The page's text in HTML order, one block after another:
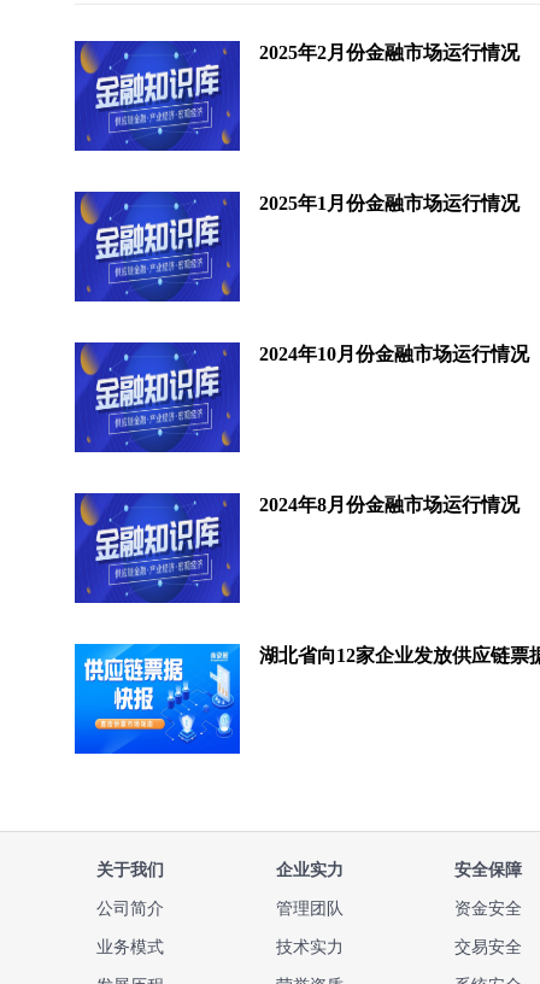
2025年2月份金融市场运行情况
2025年1月份金融市场运行情况
2024年10月份金融市场运行情况
2024年8月份金融市场运行情况
关于我们
公司简介
业务模式
企业实力
管理团队
技术实力
安全保障
资金安全
交易安全